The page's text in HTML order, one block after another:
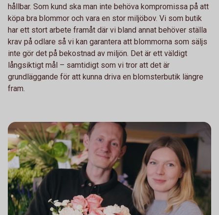
hållbar. Som kund ska man inte behöva kompromissa på att
köpa bra blommor och vara en stor miljöbov. Vi som butik
har ett stort arbete framåt där vi bland annat behöver ställa
krav på odlare så vi kan garantera att blommorna som säljs
inte gör det på bekostnad av miljön. Det är ett väldigt
långsiktigt mål – samtidigt som vi tror att det är
grundläggande för att kunna driva en blomsterbutik längre
fram.